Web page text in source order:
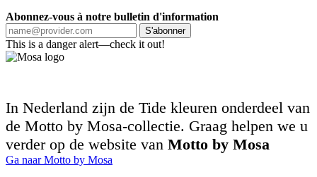
Abonnez-vous à notre bulletin d'information
S'abonner
This is a danger alert—check it out!
In Nederland zijn de Tide kleuren onderdeel van
de Motto by Mosa-collectie. Graag helpen we u
verder op de website van Motto by Mosa
Ga naar Motto by Mosa